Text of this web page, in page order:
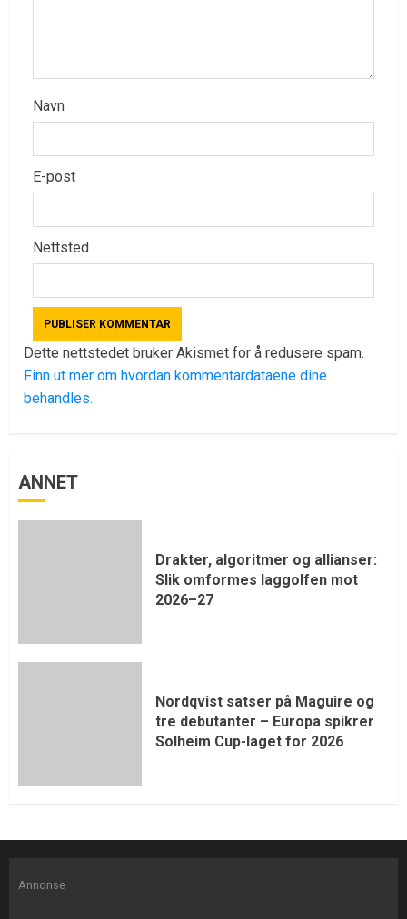
Navn
E-post
Nettsted
Dette nettstedet bruker Akismet for å redusere spam.
Finn ut mer om hvordan kommentardataene dine
behandles.
ANNET
Drakter, algoritmer og allianser:
Slik omformes laggolfen mot
2026–27
Nordqvist satser på Maguire og
tre debutanter – Europa spikrer
Solheim Cup-laget for 2026
Annonse